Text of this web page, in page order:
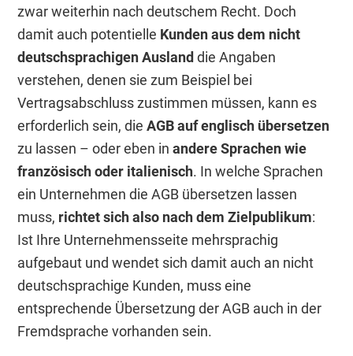
zwar weiterhin nach deutschem Recht. Doch
damit auch potentielle Kunden aus dem nicht
deutschsprachigen Ausland die Angaben
verstehen, denen sie zum Beispiel bei
Vertragsabschluss zustimmen müssen, kann es
erforderlich sein, dieAGB auf englisch übersetzen
zu lassen – oder eben inandere Sprachen wie
französisch oder italienisch. In welche Sprachen
ein Unternehmen die AGB übersetzen lassen
muss, richtet sich also nach dem Zielpublikum:
Ist Ihre Unternehmensseite mehrsprachig
aufgebaut und wendet sich damit auch an nicht
deutschsprachige Kunden, muss eine
entsprechende Übersetzung der AGB auch in der
Fremdsprache vorhanden sein.